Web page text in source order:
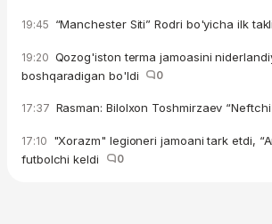
19:45 “Manchester Siti” Rodri bo'yicha ilk
19:20 Qozog'iston terma jamoasini
boshqaradigan bo'ldi
0
17:37 Rasman: Bilolxon Toshmirzaev
17:10 "Xorazm" legioneri jamoani tark etdi,
futbolchi keldi
0